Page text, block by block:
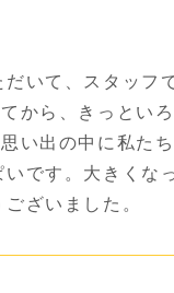
いて、スタッフ
から、きっとい
い出の中に私た
です。大きくな
ざいました。